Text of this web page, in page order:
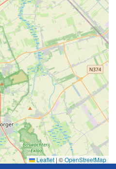
Leaflet | ©OpenStreetMap